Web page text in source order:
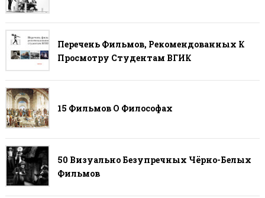
Перечень Фильмов, Рекомендованных К
Просмотру Студентам ВГИК
15 Фильмов О Философах
50 Визуально Безупречных Чёрно-Белых
Фильмов